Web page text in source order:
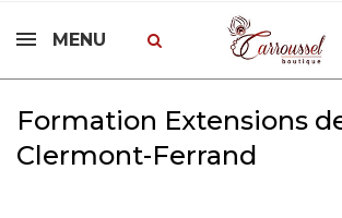
MENU
Formation Extensions
Clermont-Ferrand